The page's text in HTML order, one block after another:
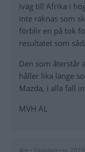
iväg till Afrika i
inte räknas som
förblir en på tok
resultatet som
Den som återstår
håller lika länge
Mazda, i alla fall
MVH AL